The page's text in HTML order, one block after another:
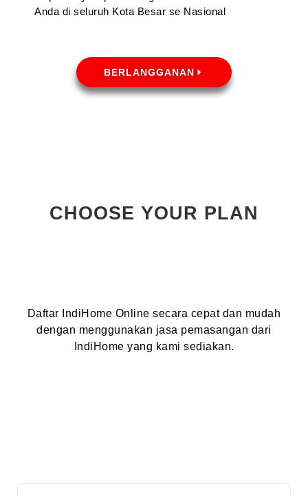
Anda di seluruh Kota Besar se Nasional
BERLANGGANAN
CHOOSE YOUR PLAN
Daftar IndiHome Online secara cepat dan mudah
dengan menggunakan jasa pemasangan dari
IndiHome yang kami sediakan.